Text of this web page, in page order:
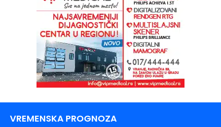
VREMENSKA PROGNOZA